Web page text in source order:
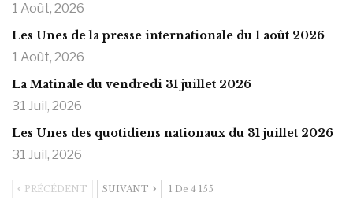
1 Août, 2026
Les Unes de la presse internationale du 1 août 2026
1 Août, 2026
La Matinale du vendredi 31 juillet 2026
31 Juil, 2026
Les Unes des quotidiens nationaux du 31 juillet 2026
31 Juil, 2026
PRÉCÉDENT SUIVANT 1 De 4 155